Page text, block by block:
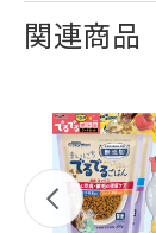
関連商品